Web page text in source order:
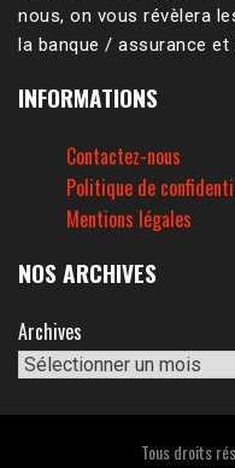
nous, on vous révèlera
la banque / assurance et
INFORMATIONS
Contactez-nous
Politique de
Mentions légales
NOS ARCHIVES
Archives
Tous droits